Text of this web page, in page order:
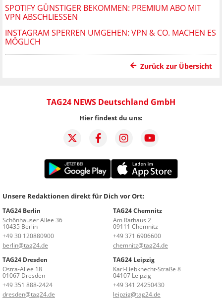
SPOTIFY GÜNSTIGER BEKOMMEN: PREMIUM ABO MIT
VPN ABSCHLIESSEN
INSTAGRAM SPERREN UMGEHEN: VPN & CO. MACHEN ES
MÖGLICH
Zurück zur Übersicht
TAG24 NEWS Deutschland GmbH
Hier findest du uns:
Unsere Redaktionen direkt für Dich vor Ort:
TAG24 Berlin
Schönhauser Allee 36
10435 Berlin
+49 30 120880900
berlin@tag24.de
TAG24 Chemnitz
Am Rathaus 2
09111 Chemnitz
+49 371 6906600
chemnitz@tag24.de
TAG24 Dresden
Ostra-Allee 18
01067 Dresden
+49 351 888-2424
dresden@tag24.de
TAG24 Leipzig
Karl-Liebknecht-Straße 8
04107 Leipzig
+49 341 24250430
leipzig@tag24.de